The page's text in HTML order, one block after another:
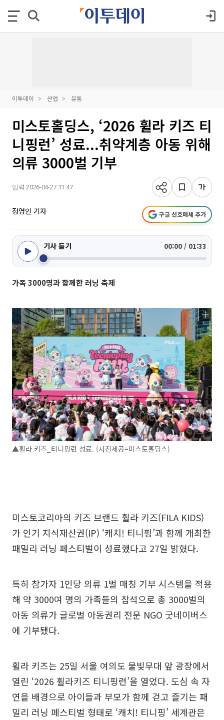
이투데이 산업 유통
미스토홀딩스, ‘2026 휠라 키즈 티
니핑런’ 성료...취약계층 아동 위해
의류 3000벌 기부
입력 2026-04-27 11:47
정영인 기자 구글 선호매체 추가
기사 듣기 00:00 / 01:33
가족 3000명과 함께한 러닝 축제
▲휠라 키즈_티니핑런 성료. (사진제공=미스토홀딩스)
미스토코리아의 키즈 브랜드 휠라 키즈(FILA KIDS)
가 인기 지식재산권(IP) ‘캐치! 티니핑’과 함께 개최한
패밀리 러닝 페스티벌이 성료했다고 27일 밝혔다.
특히 참가자 1인당 의류 1벌 매칭 기부 시스템을 적용
해 약 3000여 명의 가족들의 참석으로 총 3000벌의
아동 의류가 글로벌 아동권리 전문 NGO 굿네이버스
에 기부됐다.
휠라 키즈는 25일 서울 여의도 물빛무대 앞 광장에서
열린 ‘2026 휠라키즈 티니핑런’을 열었다. 도심 속 자
연을 배경으로 아이들과 부모가 함께 걷고 즐기는 패
밀리 러닝 페스티벌 형태로 ‘캐치! 티니핑’ 세계관은